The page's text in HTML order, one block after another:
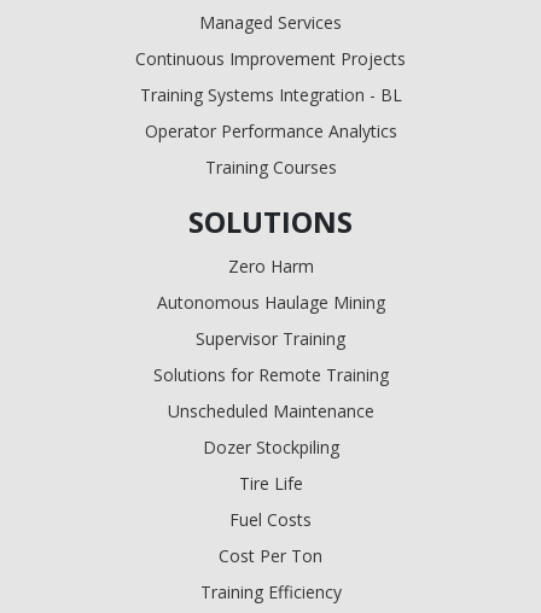
Managed Services
Continuous Improvement Projects
Training Systems Integration - BL
Operator Performance Analytics
Training Courses
SOLUTIONS
Zero Harm
Autonomous Haulage Mining
Supervisor Training
Solutions for Remote Training
Unscheduled Maintenance
Dozer Stockpiling
Tire Life
Fuel Costs
Cost Per Ton
Training Efficiency